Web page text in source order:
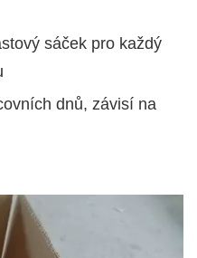
sáček pro každý
dnů, závisí na